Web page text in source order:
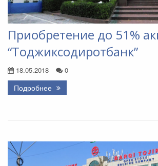
Приобретение до 51%
“Тоджиксодиротбанк”
18.05.2018 0
Подробнее